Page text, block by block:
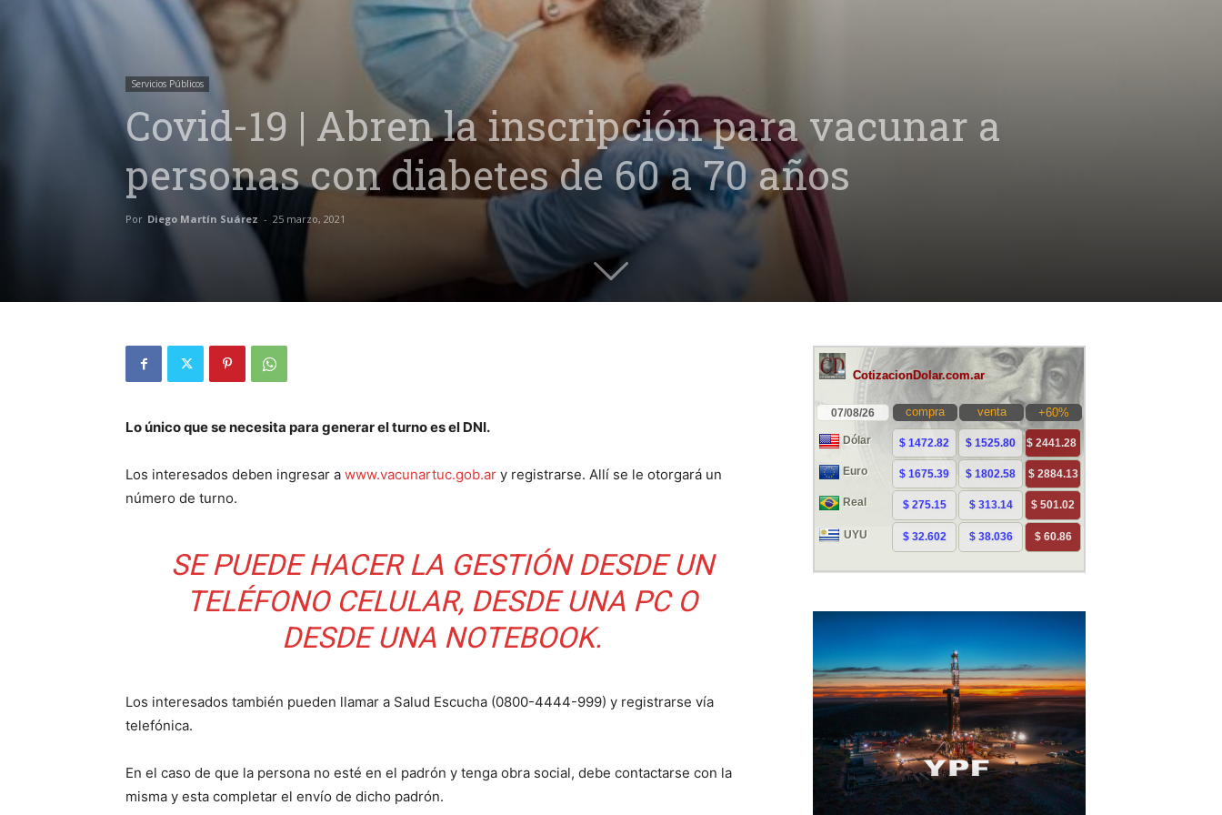
Servicios Públicos
Covid-19 | Abren la inscripción para vacunar a
personas con diabetes de 60 a 70 años
Por Diego Martín Suárez - 25 marzo, 2021
Lo único que se necesita para generar el turno es el DNI.
Los interesados deben ingresar a www.vacunartuc.gob.ar y registrarse. Allí se le otorgará un
número de turno.
SE PUEDE HACER LA GESTIÓN DESDE UN
TELÉFONO CELULAR, DESDE UNA PC O
DESDE UNA NOTEBOOK.
Los interesados también pueden llamar a Salud Escucha (0800-4444-999) y registrarse vía
telefónica.
En el caso de que la persona no esté en el padrón y tenga obra social, debe contactarse con la
misma y esta completar el envío de dicho padrón.